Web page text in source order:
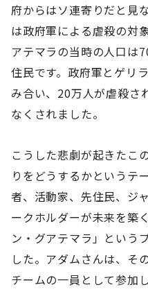
府からはソ連寄りだと見
は政府軍による虐殺の対
アテマラの当時の人口は
住民です。政府軍とゲリ
み合い、20万人が虐殺さ
なくされました。
こうした悲劇が起きたこ
りをどうするかというテ
者、活動家、先住民、ジ
ークホルダーが未来を築
ン・グアテマラ」という
した。アダムさんは、そ
チームの一員として参加